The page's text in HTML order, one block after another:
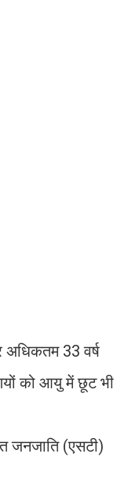
33 वर्ष
को आयु में छूट भी
जनजाति (एसटी)